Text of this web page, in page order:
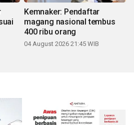
Kemnaker: Pendaftar
magang nasional tembus
400 ribu orang
04 August 2026 21:45 WIB